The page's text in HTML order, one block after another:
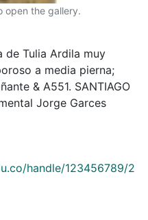
open the gallery.
de Tulia Ardila muy
a media pierna;
& A551. SANTIAGO
Jorge Garces
handle/123456789/2